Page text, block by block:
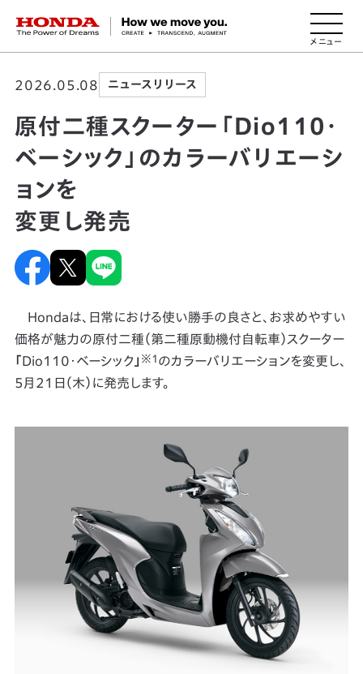
HONDA The Power of Dreams
2026.05.08 ニュースリリース
原付二種スクーター「Dio110・
ベーシック」のカラーバリエーシ
ョンを
変更し発売
Hondaは、日常における使い勝手の良さと、お求めやすい
価格が魅力の原付二種（第二種原動機付自転車）スクーター
「Dio110・ベーシック 」 ※1 のカラーバリエーションを変更し、
5月21日（木）に発売します。